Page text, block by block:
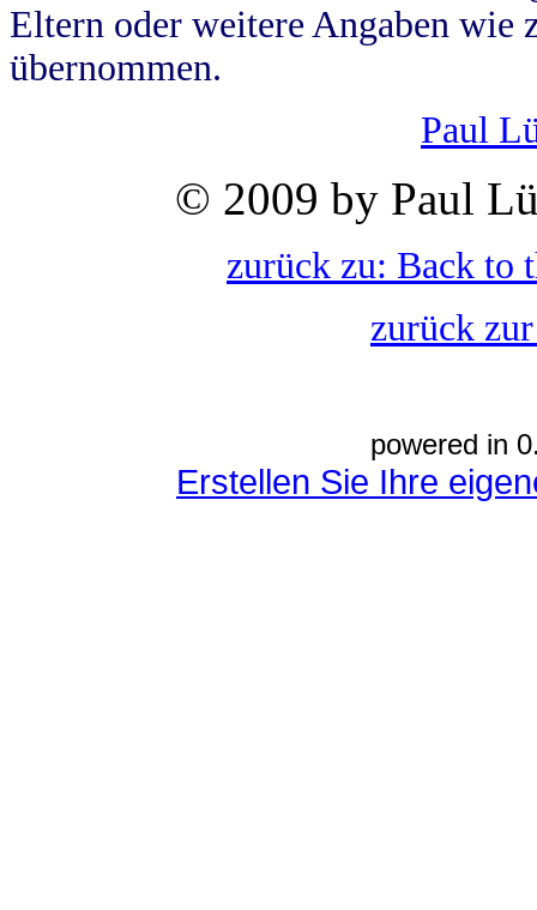
Eltern oder weitere Angaben wie
übernommen.
Paul
© 2009 by Paul
zurück zu: Back to
zurück
powered in
Erstellen Sie Ihre